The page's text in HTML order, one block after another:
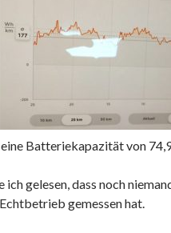
Batteriekapazität von
ich gelesen, dass noch
gemessen hat.